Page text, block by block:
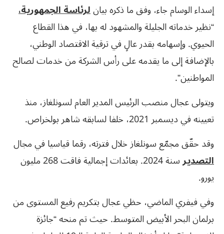
إسداء الوسام جاء، وفق ما ذكره بيانلرئاسة الجمهورية،
“نظير خدماته الجليلة والمشهود له بها، في هذا القطاع
الحيوي. وإسهامه بقدر عالٍ في ترقية الاقتصاد الوطني،
بالإضافة إلى ما يقدمه على رأس الشركة من خدمات لصالح
المواطنين”.
ويتولى عجال منصب الرئيس المدير العام لسونلغاز، منذ
تعيينه في ديسمبر 2021، خلفا لسابقه شاهر بولخراص.
وقد حقّق مجمّع سونلغاز خلال فترته، رقما قياسيا في مجال
التصدير
سنة 2024. بعائدات إجمالية فاقت 268 مليون
يورو.
وفي فيفري الماضي، حظي عجال بتكريم رفيع المستوى من
برلمان البحر الأبيض المتوسط. حيث تم منحه “جائزة